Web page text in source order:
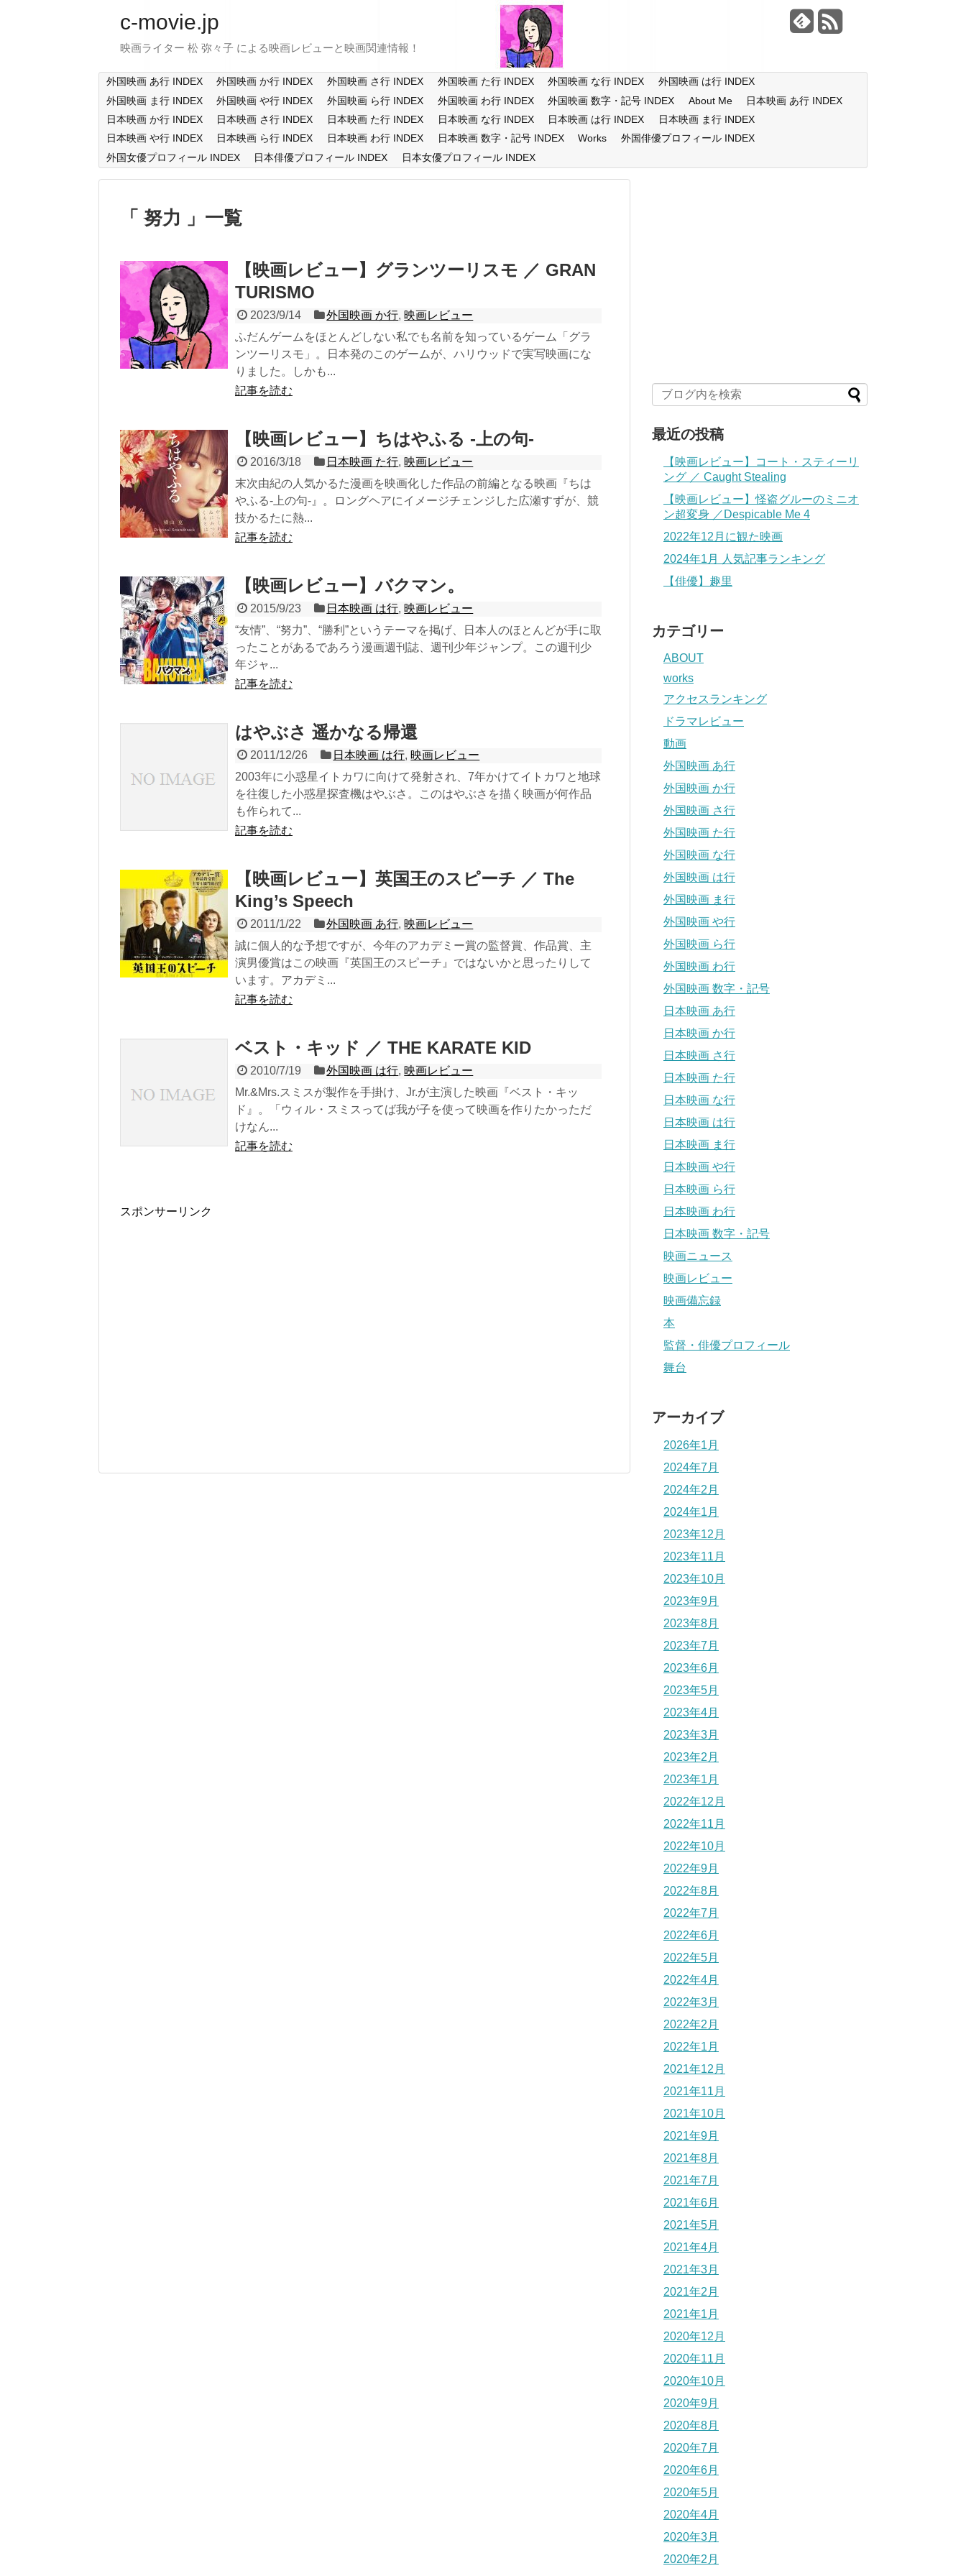
c-movie.jp
映画ライター 松 弥々子 による映画レビューと映画関連情報！
外国映画 あ行 INDEX 外国映画 か行 INDEX 外国映画 さ行 INDEX 外国映画 た行 INDEX 外国映画 な行 INDEX
外国映画 は行 INDEX
外国映画 ま行 INDEX
外国映画 や行 INDEX 外国映画 ら行 INDEX 外国映画 わ行 INDEX 外国映画 数字・記号 INDEX About Me
日本映画 あ行 INDEX
日本映画 か行 INDEX
日本映画 さ行 INDEX 日本映画 た行 INDEX 日本映画 な行 INDEX 日本映画 は行 INDEX
日本映画 ま行 INDEX
日本映画 や行 INDEX
日本映画 ら行 INDEX 日本映画 わ行 INDEX 日本映画 数字・記号 INDEX Works
外国俳優プロフィール INDEX
外国女優プロフィール INDEX
日本俳優プロフィール INDEX 日本女優プロフィール INDEX
努力 一覧
【映画レビュー】グランツーリスモ ／ GRAN
TURISMO
2023/9/14 外国映画 か行, 映画レビュー
ふだんゲームをほとんどしない私でも名前を知っているゲーム「グラ
ンツーリスモ」。日本発のこのゲームが、ハリウッドで実写映画にな
りました。しかも...
記事を読む
【映画レビュー】ちはやふる -上の句-
2016/3/18 日本映画 た行, 映画レビュー
末次由紀の人気かるた漫画を映画化した作品の前編となる映画『ちは
やふる-上の句-』。ロングヘアにイメージチェンジした広瀬すずが、競
技かるたに熱...
記事を読む
【映画レビュー】バクマン。
2015/9/23 日本映画 は行, 映画レビュー
“友情”、“努力”、“勝利”というテーマを掲げ、日本人のほとんどが手に取
ったことがあるであろう漫画週刊誌、週刊少年ジャンプ。この週刊少
年ジャ...
記事を読む
はやぶさ 遥かなる帰還
2011/12/26 日本映画 は行, 映画レビュー
2003年に小惑星イトカワに向けて発射され、7年かけてイトカワと地球
を往復した小惑星探査機はやぶさ。このはやぶさを描く映画が何作品
も作られて...
記事を読む
【映画レビュー】英国王のスピーチ ／ The
King’s Speech
2011/1/22 外国映画 あ行, 映画レビュー
誠に個人的な予想ですが、今年のアカデミー賞の監督賞、作品賞、主
演男優賞はこの映画『英国王のスピーチ』ではないかと思ったりして
います。アカデミ...
記事を読む
ベスト・キッド ／ THE KARATE KID
2010/7/19 外国映画 は行, 映画レビュー
Mr.&Mrs.スミスが製作を手掛け、Jr.が主演した映画『ベスト・キッ
ド』。「ウィル・スミスってば我が子を使って映画を作りたかっただ
けなん...
記事を読む
スポンサーリンク
最近の投稿
【映画レビュー】コート・スティーリ
ング ／ Caught Stealing
【映画レビュー】怪盗グルーのミニオ
ン超変身 ／Despicable Me 4
2022年12月に観た映画
2024年1月 人気記事ランキング
【俳優】趣里
カテゴリー
ABOUT
works
アクセスランキング
ドラマレビュー
動画
外国映画 あ行
外国映画 か行
外国映画 さ行
外国映画 た行
外国映画 な行
外国映画 は行
外国映画 ま行
外国映画 や行
外国映画 ら行
外国映画 わ行
外国映画 数字・記号
日本映画 あ行
日本映画 か行
日本映画 さ行
日本映画 た行
日本映画 な行
日本映画 は行
日本映画 ま行
日本映画 や行
日本映画 ら行
日本映画 わ行
日本映画 数字・記号
映画ニュース
映画レビュー
映画備忘録
本
監督・俳優プロフィール
舞台
アーカイブ
2026年1月
2024年7月
2024年2月
2024年1月
2023年12月
2023年11月
2023年10月
2023年9月
2023年8月
2023年7月
2023年6月
2023年5月
2023年4月
2023年3月
2023年2月
2023年1月
2022年12月
2022年11月
2022年10月
2022年9月
2022年8月
2022年7月
2022年6月
2022年5月
2022年4月
2022年3月
2022年2月
2022年1月
2021年12月
2021年11月
2021年10月
2021年9月
2021年8月
2021年7月
2021年6月
2021年5月
2021年4月
2021年3月
2021年2月
2021年1月
2020年12月
2020年11月
2020年10月
2020年9月
2020年8月
2020年7月
2020年6月
2020年5月
2020年4月
2020年3月
2020年2月